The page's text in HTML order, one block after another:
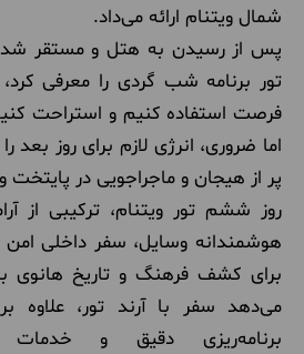
شمال ویتنام ارائه می‌داد.
پس از رسیدن به هتل و مستقر شدن
تور برنامه شب گردی را معرفی کرد،
فرصت استفاده کنیم و استراحت
اما ضروری، انرژی لازم برای روز بعد
پر از هیجان و ماجراجویی در پایتخت
روز ششم تور ویتنام، ترکیبی از
هوشمندانه وسایل، سفر داخلی امن
برای کشف فرهنگ و تاریخ هانوی
می‌دهد سفر با آرند تور، علاوه
برنامه‌ریزی دقیق و خدمات